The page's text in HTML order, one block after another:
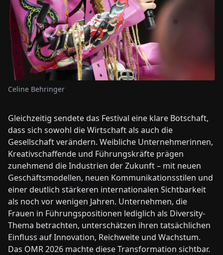
Gleichzeitig sendete das Festival eine klare Botschaft,
dass sich sowohl die Wirtschaft als auch die
Gesellschaft verändern. Weibliche Unternehmerinnen,
Kreativschaffende und Führungskräfte prägen
zunehmend die Industrien der Zukunft – mit neuen
Geschäftsmodellen, neuen Kommunikationsstilen und
einer deutlich stärkeren internationalen Sichtbarkeit
als noch vor wenigen Jahren. Unternehmen, die
Frauen in Führungspositionen lediglich als Diversity-
Thema betrachten, unterschätzen ihren tatsächlichen
Einfluss auf Innovation, Reichweite und Wachstum.
Das OMR 2026 machte diese Transformation sichtbar.
Celine Behringer